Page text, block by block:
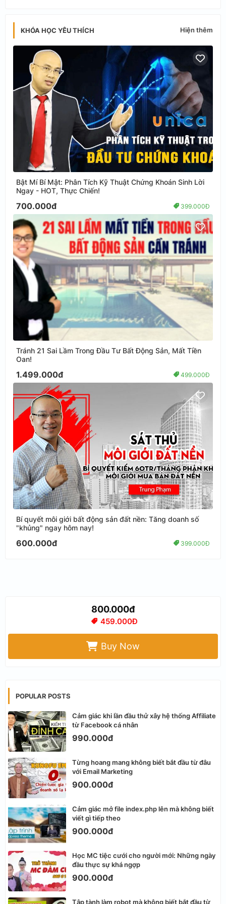
KHÓA HỌC YÊU THÍCH Hiện thêm
Bật Mí Bí Mật: Phân Tích Kỹ Thuật Chứng Khoán Sinh Lời
Ngay - HOT, Thực Chiến!
700.000đ 399.000Đ
Tránh 21 Sai Lầm Trong Đầu Tư Bất Động Sản, Mất Tiền
Oan!
1.499.000đ 499.000Đ
Bí quyết môi giới bất động sản đất nền: Tăng doanh số
"khủng" ngay hôm nay!
600.000đ 399.000Đ
800.000đ
459.000Đ
Buy Now
POPULAR POSTS
Cảm giác khi lần đầu thử xây hệ thống Affiliate
từ Facebook cá nhân
990.000đ
Từng hoang mang không biết bắt đầu từ đâu
với Email Marketing
900.000đ
Cảm giác mở file index.php lên mà không biết
viết gì tiếp theo
900.000đ
Học MC tiệc cưới cho người mới: Những ngày
đầu thực sự khá ngợp
900.000đ
Tập tành làm robot mà không biết bắt đầu từ